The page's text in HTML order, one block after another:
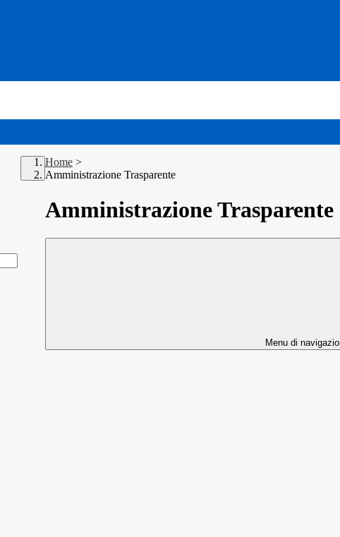
Home >
Amministrazione Trasparente
Amministrazione Trasparente
Menu di